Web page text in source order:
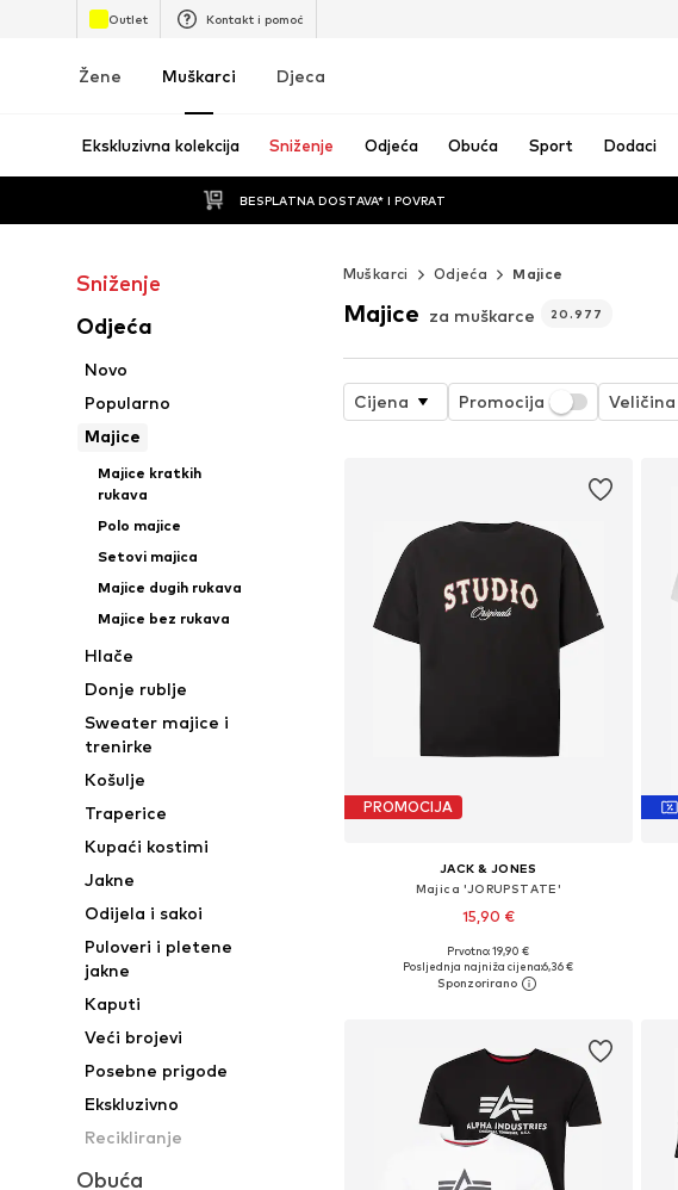
Outlet Kontakt i pomoć
Žene Muškarci Djeca
Ekskluzivna kolekcija Sniženje Odjeća Obuća Sport Dodaci
BESPLATNA DOSTAVA* I POVRAT
Sniženje
Odjeća
Novo
Popularno
Majice
Majice kratkih
rukava
Polo majice
Setovi majica
Majice dugih rukava
Majice bez rukava
Hlače
Donje rublje
Sweater majice i
trenirke
Košulje
Traperice
Kupaći kostimi
Jakne
Odijela i sakoi
Puloveri i pletene
jakne
Kaputi
Veći brojevi
Posebne prigode
Ekskluzivno
Recikliranje
Obuća
Muškarci Odjeća Majice
Majice za muškarce 20.977
Cijena Promocija Veličina
PROMOCIJA
JACK & JONES
Majica 'JORUPSTATE'
15,90 €
Dostupne veličine: S, M, L, XL
Dodaj u košaricu
Prvotno: 19,90 €
Posljednja najniža cijena:6,36 €